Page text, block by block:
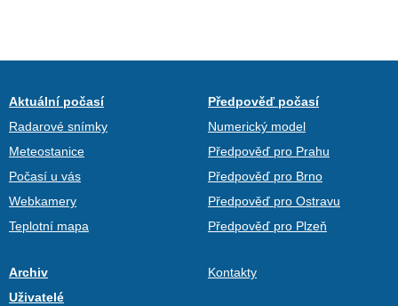
Aktuální počasí
Radarové snímky
Meteostanice
Počasí u vás
Webkamery
Teplotní mapa
Předpověď počasí
Numerický model
Předpověď pro Prahu
Předpověď pro Brno
Předpověď pro Ostravu
Předpověď pro Plzeň
Archiv
Uživatelé
Kontakty